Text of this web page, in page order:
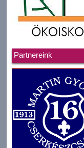
Partnereink